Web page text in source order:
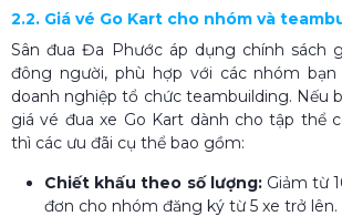
2.2. Giá vé Go Kart cho nhóm và
Sân đua Đa Phước áp dụng chính sách
đông người, phù hợp với các nhóm
doanh nghiệp tổ chức teambuilding. Nếu
giá vé đua xe Go Kart dành cho tập thể
thì các ưu đãi cụ thể bao gồm:
Chiết khấu theo số lượng: Giảm từ
đơn cho nhóm đăng ký từ 5 xe trở lên.